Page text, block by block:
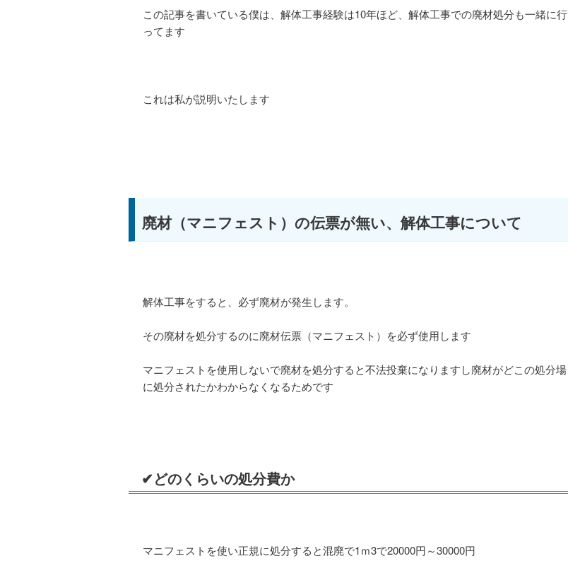
この記事を書いている僕は、解体工事経験は10年ほど、解体工事での廃材処分も一緒に行
ってます
これは私が説明いたします
廃材（マニフェスト）の伝票が無い、解体工事について
解体工事をすると、必ず廃材が発生します。
その廃材を処分するのに廃材伝票（マニフェスト）を必ず使用します
マニフェストを使用しないで廃材を処分すると不法投棄になりますし廃材がどこの処分場
に処分されたかわからなくなるためです
✔どのくらいの処分費か
マニフェストを使い正規に処分すると混廃で1ｍ3で20000円～30000円